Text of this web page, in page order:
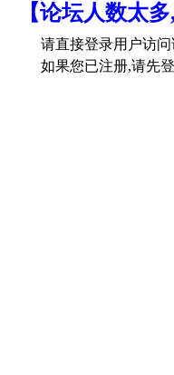
【论坛人数太
请直接登录用户访
如果您已注册,请先